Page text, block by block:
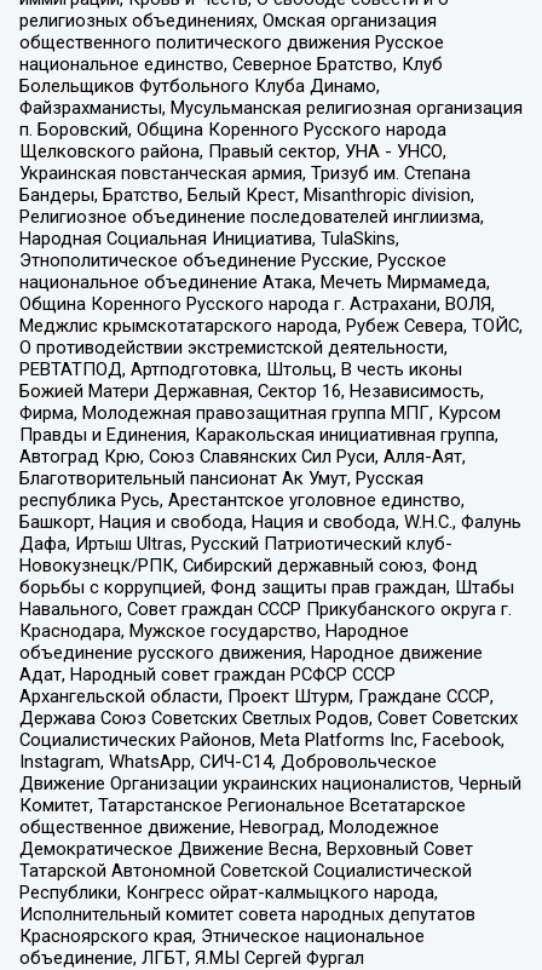
религиозных объединениях, Омская организация
общественного политического движения Русское
национальное единство, Северное Братство, Клуб
Болельщиков Футбольного Клуба Динамо,
Файзрахманисты, Мусульманская религиозная организация
п. Боровский, Община Коренного Русского народа
Щелковского района, Правый сектор, УНА - УНСО,
Украинская повстанческая армия, Тризуб им. Степана
Бандеры, Братство, Белый Крест, Misanthropic division,
Религиозное объединение последователей инглиизма,
Народная Социальная Инициатива, TulaSkins,
Этнополитическое объединение Русские, Русское
национальное объединение Атака, Мечеть Мирмамеда,
Община Коренного Русского народа г. Астрахани, ВОЛЯ,
Меджлис крымскотатарского народа, Рубеж Севера, ТОЙС,
О противодействии экстремистской деятельности,
РЕВТАТПОД, Артподготовка, Штольц, В честь иконы
Божией Матери Державная, Сектор 16, Независимость,
Фирма, Молодежная правозащитная группа МПГ, Курсом
Правды и Единения, Каракольская инициативная группа,
Автоград Крю, Союз Славянских Сил Руси, Алля-Аят,
Благотворительный пансионат Ак Умут, Русская
республика Русь, Арестантское уголовное единство,
Башкорт, Нация и свобода, Нация и свобода, W.H.С., Фалунь
Дафа, Иртыш Ultras, Русский Патриотический клуб-
Новокузнецк/РПК, Сибирский державный союз, Фонд
борьбы с коррупцией, Фонд защиты прав граждан, Штабы
Навального, Совет граждан СССР Прикубанского округа г.
Краснодара, Мужское государство, Народное
объединение русского движения, Народное движение
Адат, Народный совет граждан РСФСР СССР
Архангельской области, Проект Штурм, Граждане СССР,
Держава Союз Советских Светлых Родов, Совет Советских
Социалистических Районов, Meta Platforms Inc, Facebook,
Instagram, WhatsApp, СИЧ-С14, Добровольческое
Движение Организации украинских националистов, Черный
Комитет, Татарстанское Региональное Всетатарское
общественное движение, Невоград, Молодежное
Демократическое Движение Весна, Верховный Совет
Татарской Автономной Советской Социалистической
Республики, Конгресс ойрат-калмыцкого народа,
Исполнительный комитет совета народных депутатов
Красноярского края, Этническое национальное
объединение, ЛГБТ, Я.МЫ Сергей Фургал